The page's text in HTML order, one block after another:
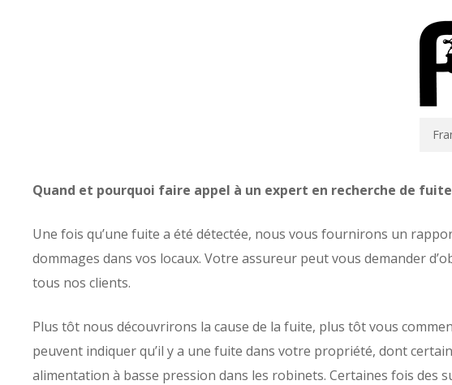
Quand et pourquoi faire appel à un expert en recherche de
Une fois qu’une fuite a été détectée, nous vous fournirons un
dommages dans vos locaux. Votre assureur peut vous demander
tous nos clients.
Plus tôt nous découvrirons la cause de la fuite, plus tôt vous
peuvent indiquer qu’il y a une fuite dans votre propriété, dont
alimentation à basse pression dans les robinets. Certaines fois des